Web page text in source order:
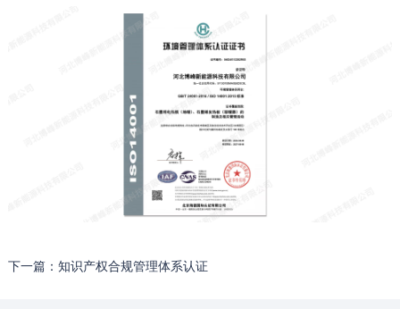
下一篇：知识产权合规管理体系认证